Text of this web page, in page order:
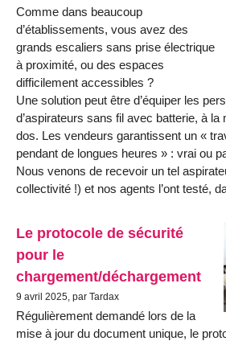
Comme dans beaucoup
d’établissements, vous avez des
grands escaliers sans prise électrique
à proximité, ou des espaces
difficilement accessibles ?
Une solution peut être d’équiper les
d’aspirateurs sans fil avec batterie, à la
dos. Les vendeurs garantissent un «
pendant de longues heures » : vrai ou
Nous venons de recevoir un tel
collectivité !) et nos agents l’ont testé,
Le protocole de sécurité
pour le
chargement/déchargement
9 avril 2025, par Tardax
Régulièrement demandé lors de la
mise à jour du document unique, le